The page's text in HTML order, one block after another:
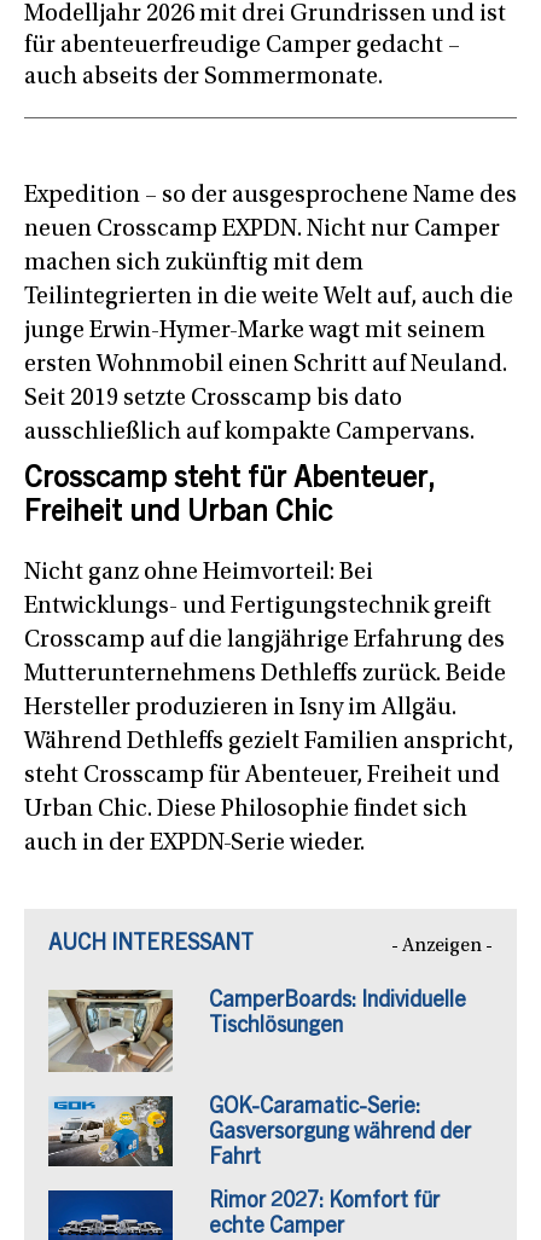
Modelljahr 2026 mit drei Grundrissen und ist
für abenteuerfreudige Camper gedacht –
auch abseits der Sommermonate.
Expedition – so der ausgesprochene Name des
neuen Crosscamp EXPDN. Nicht nur Camper
machen sich zukünftig mit dem
Teilintegrierten in die weite Welt auf, auch die
junge Erwin-Hymer-Marke wagt mit seinem
ersten Wohnmobil einen Schritt auf Neuland.
Seit 2019 setzte Crosscamp bis dato
ausschließlich auf kompakte Campervans.
Crosscamp steht für Abenteuer,
Freiheit und Urban Chic
Nicht ganz ohne Heimvorteil: Bei
Entwicklungs- und Fertigungstechnik greift
Crosscamp auf die langjährige Erfahrung des
Mutterunternehmens Dethleffs zurück. Beide
Hersteller produzieren in Isny im Allgäu.
Während Dethleffs gezielt Familien anspricht,
steht Crosscamp für Abenteuer, Freiheit und
Urban Chic. Diese Philosophie findet sich
auch in der EXPDN-Serie wieder.
AUCH INTERESSANT - Anzeigen -
CamperBoards: Individuelle
Tischlösungen
GOK-Caramatic-Serie:
Gasversorgung während der
Fahrt
Rimor 2027: Komfort für
echte Camper